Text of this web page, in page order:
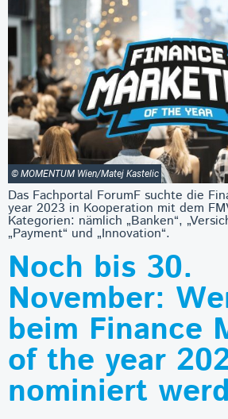
© MOMENTUM Wien/Matej Kastelic
Das Fachportal ForumF suchte die
year 2023 in Kooperation mit dem
Kategorien: nämlich „Banken“,
„Payment“ und „Innovation“.
Noch bis 30.
November:
beim Finance
of the year
nominiert